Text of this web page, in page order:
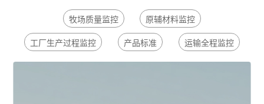
牧场质量监控 原辅材料监控
工厂生产过程监控 产品标准 运输全程监控